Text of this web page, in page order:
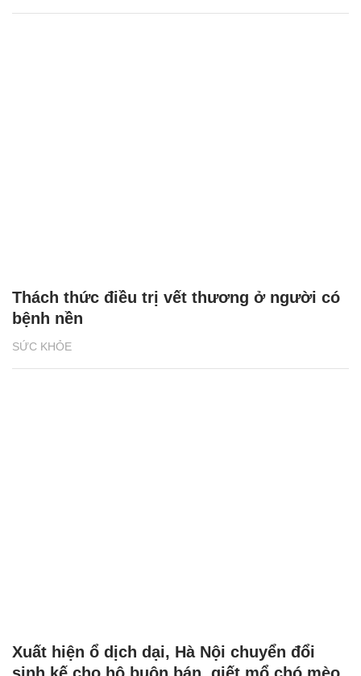
SỨC KHỎE
Thách thức điều trị vết thương ở người có
bệnh nền
Xuất hiện ổ dịch dại, Hà Nội chuyển đổi